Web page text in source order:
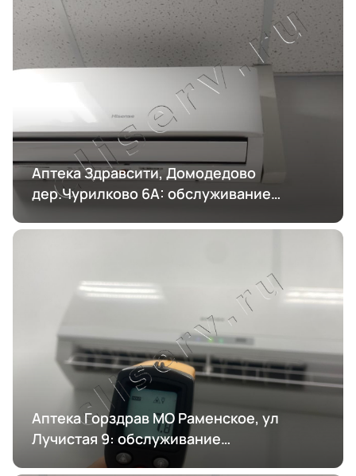
Аптека Здравсити, Домодедово
дер.Чурилково 6А: обслуживание
Аптека Горздрав МО Раменское, ул
Лучистая 9: обслуживание
кондиционирования